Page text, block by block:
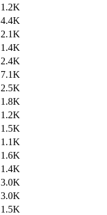
1.2K
4.4K
2.1K
1.4K
2.4K
7.1K
2.5K
1.8K
1.2K
1.5K
1.1K
1.6K
1.4K
3.0K
3.0K
1.5K